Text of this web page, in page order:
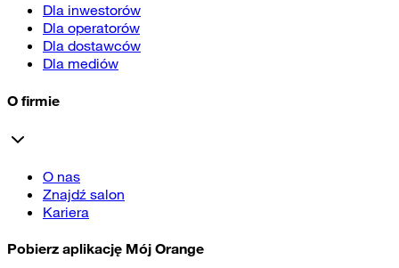
Dla inwestorów
Dla operatorów
Dla dostawców
Dla mediów
O firmie
O nas
Znajdź salon
Kariera
Pobierz aplikację Mój Orange